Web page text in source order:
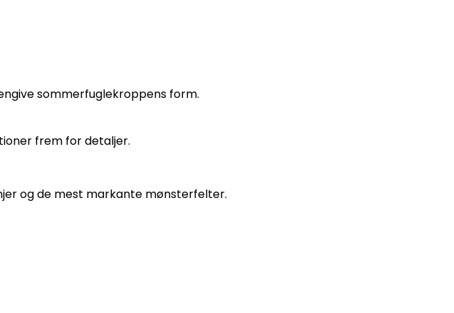
sommerfuglekroppens form.
frem for detaljer.
og de mest markante mønsterfelter.